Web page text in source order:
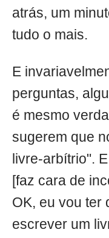
atrás, um
tudo o mais.
E
perguntas,
é mesmo
sugerem que
livre-arbítrio".
[faz cara de
OK, eu vou ter
escrever um